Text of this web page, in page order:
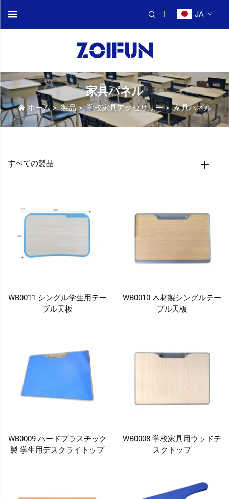
JA
家具パネル
ホーム>製品>学校家具アクセサリー>家具パネル
すべての製品
WB0011 シングル学生用テー
ブル天板
WB0010 木材製シングルテー
ブル天板
WB0009 ハードプラスチック
製 学生用デスクライトップ
WB0008 学校家具用ウッドデ
スクトップ